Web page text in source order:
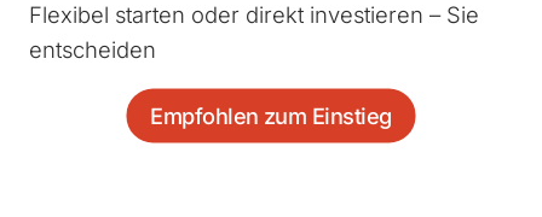
Flexibel starten oder direkt investieren – Sie
entscheiden
Empfohlen zum Einstieg